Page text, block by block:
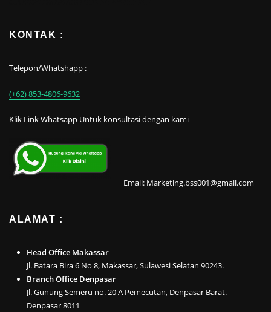
KONTAK :
Telepon/Whatshapp :
(+62) 853-4806-9632
Klik Link Whatsapp Untuk konsultasi dengan kami
Email: Marketing.bss001@gmail.com
ALAMAT :
Head Office Makassar
Jl. Batara Bira 6 No 8, Makassar, Sulawesi Selatan 90243.
Branch Office Denpasar
Jl. Gunung Semeru no. 20 A Pemecutan, Denpasar Barat.
Denpasar 8011